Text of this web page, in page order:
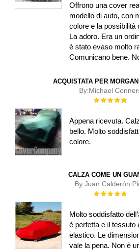
Offrono una cover
modello di auto, con
colore e la possibilità
La adoro. Era un
è stato evaso molto
Comunicano bene.
ACQUISTATA PER
By:Michael
Rating:
Appena ricevuta.
bello. Molto
colore.
CALZA COME UN
By:Juan Calderón
Rating:
Molto soddisfatto
è perfetta e il tessuto
elastico. Le
vale la pena. Non è